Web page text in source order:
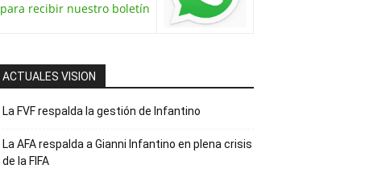
para recibir nuestro boletín
ACTUALES VISION
La FVF respalda la gestión de Infantino
La AFA respalda a Gianni Infantino en plena crisis
de la FIFA